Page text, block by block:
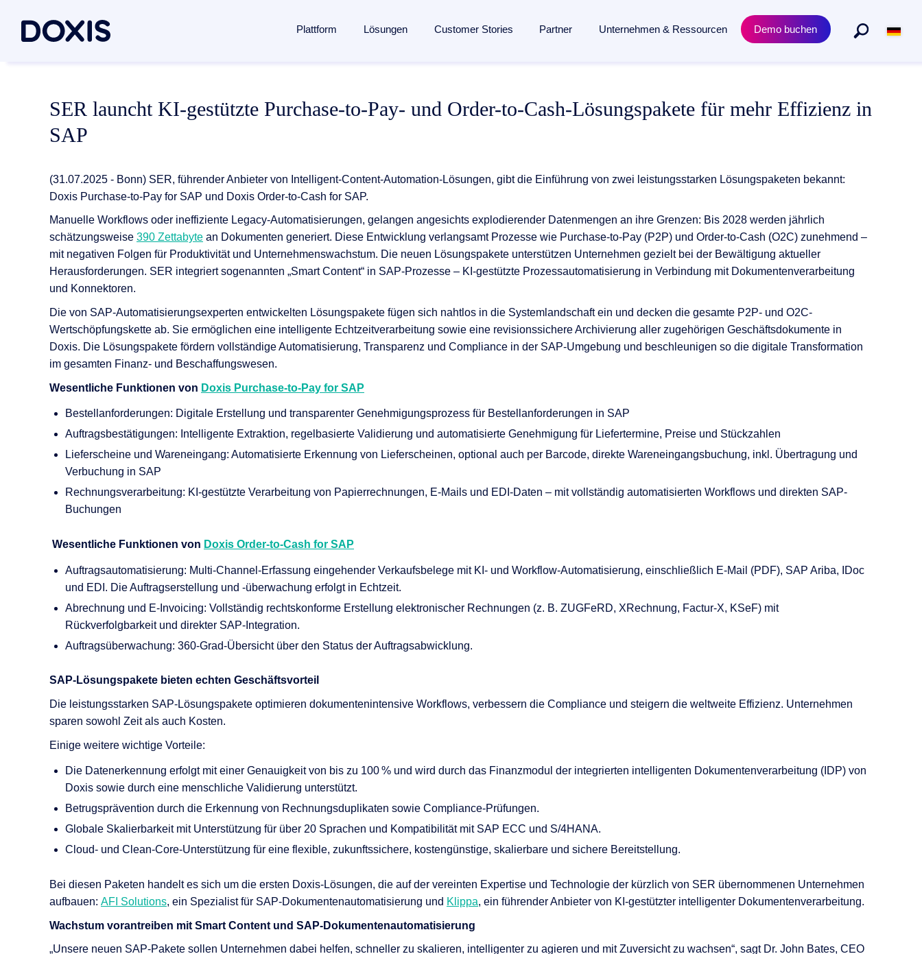
Plattform
Von der Erfassung bis zur Archivierung: Eine KI-gestützte Plattform für den gesamten Dokumentenlebenszyklus.
Dokumentenmanagement
Dokumentengenerierung
Dokumentenautomatisierung mit SAP
KI-Funktionen
Integrationen
Lösungen
Dokumenten­management
Posteingang
Case Management
Alle Lösungen
Fertigungsindustrie
Logistik
Alle Branchen
Personalmanagement
Customer Stories Partner
Partner finden
Partner Portal
Unternehmen & Ressourcen
Über uns
News / Presse
Karriere
Blog
Ressourcen
Glossar
The Enterprise Content Show
Academy Trainings
Demo buchen
SER launcht KI-gestützte Purchase-to-Pay- und Order-to-Cash-Lösungspakete für mehr Effizienz in
SAP
(31.07.2025 - Bonn) SER, führender Anbieter von Intelligent-Content-Automation-Lösungen, gibt die Einführung von zwei leistungsstarken Lösungspaketen bekannt:
Doxis Purchase-to-Pay for SAP und Doxis Order-to-Cash for SAP.
Manuelle Workflows oder ineffiziente Legacy-Automatisierungen, gelangen angesichts explodierender Datenmengen an ihre Grenzen: Bis 2028 werden jährlich
schätzungsweise 390 Zettabyte an Dokumenten generiert. Diese Entwicklung verlangsamt Prozesse wie Purchase-to-Pay (P2P) und Order-to-Cash (O2C) zunehmend –
mit negativen Folgen für Produktivität und Unternehmenswachstum. Die neuen Lösungspakete unterstützen Unternehmen gezielt bei der Bewältigung aktueller
Herausforderungen. SER integriertsogenannten „Smart Content“ in SAP-Prozesse ‒ KI -gestützte Prozessautomatisierung in Verbindung mit Dokumentenverarbeitung
und Konnektoren.
Die von SAP-Automatisierungsexperten entwickelten Lösungspakete fügen sich nahtlos in die Systemlandschaft ein und decken die gesamte P2P- und O2C-
Wertschöpfungskette ab. Sie ermöglichen eine intelligente Echtzeitverarbeitung sowie eine revisionssichere Archivierung aller zugehörigen Geschäftsdokumente in
Doxis. Die Lösungspakete fördern vollständige Automatisierung, Transparenz und Compliance in der SAP-Umgebung und beschleunigen so die digitale Transformation
im gesamten Finanz- und Beschaffungswesen.
Wesentliche Funktionen von Doxis Purchase-to-Pay for SAP
Bestellanforderungen: Digitale Erstellung und transparenter Genehmigungsprozess für Bestellanforderungen in SAP
Auftragsbestätigungen: Intelligente Extraktion, regelbasierte Validierung und automatisierte Genehmigung für Liefertermine, Preise und Stückzahlen
Lieferscheine und Wareneingang: Automatisierte Erkennung von Lieferscheinen, optional auch per Barcode, direkte Wareneingangsbuchung, inkl. Übertragung und
Verbuchung in SAP
Rechnungsverarbeitung: KI-gestützte Verarbeitung von Papierrechnungen, E-Mails und EDI-Daten – mitvollständig automatisierten Workflows unddirekten SAP-
Buchungen
Wesentliche Funktionen von Doxis Order-to-Cash for SAP
Auftragsautomatisierung: Multi-Channel-Erfassung eingehender Verkaufsbelege mit KI- und Workflow-Automatisierung, einschließlich E-Mail (PDF), SAP Ariba, IDoc
und EDI. Die Auftragserstellung und -überwachung erfolgt in Echtzeit.
Abrechnung und E-Invoicing: Vollständig rechtskonforme Erstellung elektronischer Rechnungen (z. B. ZUGFeRD, XRechnung, Factur-X, KSeF) mit
Rückverfolgbarkeit und direkter SAP-Integration.
Auftragsüberwachung: 360-Grad-Übersicht über den Status der Auftragsabwicklung.
SAP-Lösungspakete bieten echten Geschäftsvorteil
Die leistungsstarken SAP-Lösungspakete optimieren dokumentenintensive Workflows, verbessern die Compliance und steigern die weltweite Effizienz. Unternehmen
sparen sowohl Zeit als auch Kosten.
Einige weitere wichtige Vorteile:
Die Datenerkennung erfolgt mit einer Genauigkeit von bis zu 100 % und wird durch das Finanzmodul der integrierten intelligenten Dokumentenverarbeitung (IDP) von
Doxis sowie durch eine menschliche Validierung unterstützt.
Betrugsprävention durch die Erkennung von Rechnungsduplikaten sowie Compliance-Prüfungen.
Globale Skalierbarkeit mit Unterstützung für über 20 Sprachen und Kompatibilität mit SAP ECC und S/4HANA.
Cloud- und Clean-Core-Unterstützung für eine flexible, zukunftssichere, kostengünstige, skalierbare und sichere Bereitstellung.
Bei diesen Paketen handelt es sich um die ersten Doxis-Lösungen, die auf der vereinten Expertise und Technologie der kürzlich von SER übernommenen Unternehmen
aufbauen: AFI Solutions, ein Spezialist für SAP-Dokumentenautomatisierung und Klippa, ein führenderAnbieter von KI-gestützter intelligenter Dokumentenverarbeitung.
Wachstum vorantreiben mit Smart Content und SAP-Dokumentenautomatisierung
„Unsere neuen SAP-Pakete sollen Unternehmen dabei helfen, schneller zu skalieren, intelligenter zu agieren und mit Zuversicht zu wachsen“, sagt Dr. John Bates, CEO